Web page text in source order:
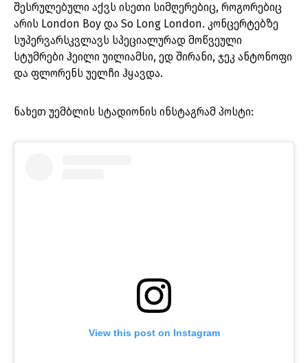
შესრულებული აქვს ისეთი სიმღერებიც, როგორებიც
არის London Boy და So Long London. კონცერტებზე
სუპერვარსკვლავს სპეციალურად მოწვეული
სტუმრები ჰეილი უილიამსი, ედ შირანი, ჯეკ ანტონოფი
და ფლორენს უელჩი ჰყავდა.
ნახეთ უემბლის სტადიონის ინსტაგრამ პოსტი:
View this post on Instagram